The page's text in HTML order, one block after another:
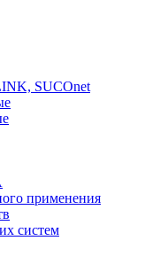
SUCOnet
применения
систем